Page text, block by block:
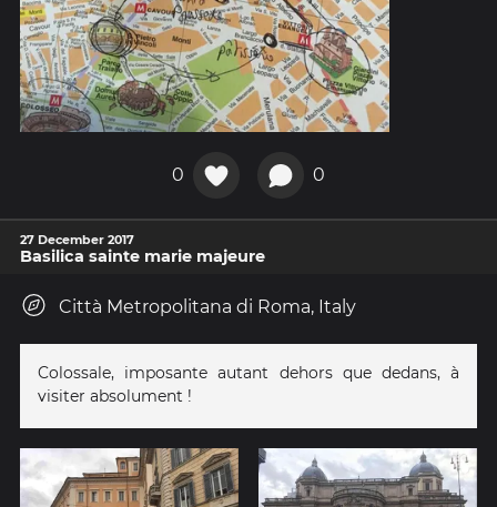
0 0
27 December 2017
Basilica sainte marie majeure
Città Metropolitana di Roma, Italy
Colossale, imposante autant dehors que dedans, à
visiter absolument !